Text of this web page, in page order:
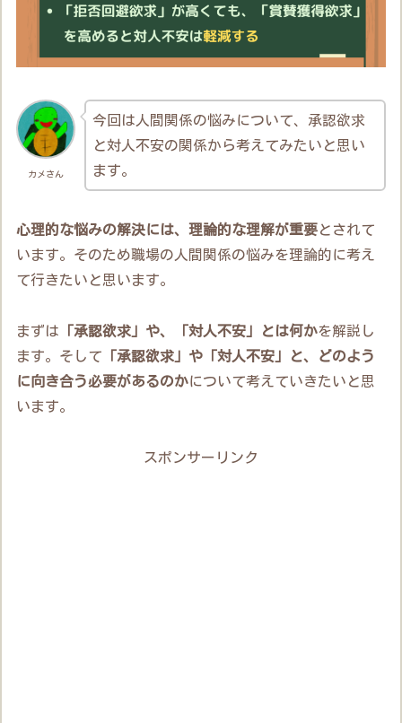
カメさん
今回は人間関係の悩みについて、承認欲求
と対人不安の関係から考えてみたいと思い
ます。
心理的な悩みの解決には、理論的な理解が重要とされて
います。そのため職場の人間関係の悩みを理論的に考え
て行きたいと思います。
まずは 「承認欲求」や、「対人不安」とは何かを解説し
ます。そして 「承認欲求」や「対人不安」と、どのよう
に向き合う必要があるのかについて考えていきたいと思
います。
スポンサーリンク